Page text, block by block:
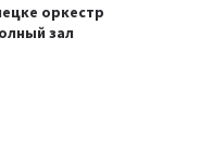
оркестр
зал